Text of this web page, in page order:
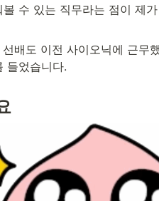
수 있는 직무라는 점이 제
배도 이전 사이오닉에 근무
들었습니다.